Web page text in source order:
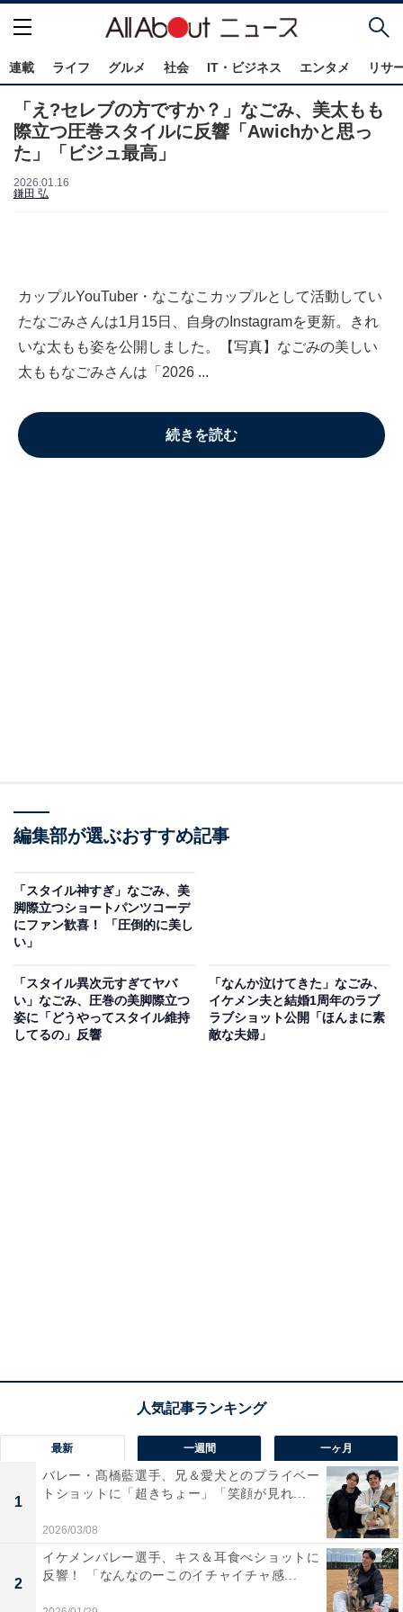
連載 ライフ グルメ 社会 IT・ビジネス エンタメ リサ
「え?セレブの方ですか？」なごみ、美太もも
際立つ圧巻スタイルに反響「Awichかと思っ
た」「ビジュ最高」
2026.01.16
鎌田 弘
カップルYouTuber・なこなこカップルとして活動してい
たなごみさんは1月15日、自身のInstagramを更新。きれ
いな太もも姿を公開しました。【写真】なごみの美しい
太ももなごみさんは「2026 ...
続きを読む
編集部が選ぶおすすめ記事
「スタイル神すぎ」なごみ、美
脚際立つショートパンツコーデ
にファン歓喜！ 「圧倒的に美し
い」
「スタイル異次元すぎてヤバ
い」なごみ、圧巻の美脚際立つ
姿に「どうやってスタイル維持
してるの」反響
「なんか泣けてきた」なごみ、
イケメン夫と結婚1周年のラブ
ラブショット公開「ほんまに素
敵な夫婦」
最新 一週間 一ヶ月
1
バレー・髙橋藍選手、兄＆愛犬とのプライベー
トショットに「超きちょー」「笑顔が見れ...
2026/03/08
2
イケメンバレー選手、キス＆耳食べショットに
反響！ 「なんなのーこのイチャイチャ感...